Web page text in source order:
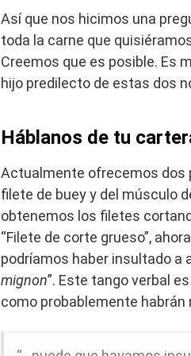
Así que nos hicimos una
toda la carne que
Creemos que es posible. Es
hijo predilecto de estas dos
Háblanos de tu
Actualmente ofrecemos dos
filete de buey y del músculo
obtenemos los filetes
“Filete de corte grueso”,
podríamos haber insultado a
mignon”. Este tango verbal
como probablemente habrán